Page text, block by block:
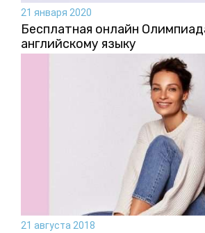
21 января 2020
Бесплатная онлайн
английскому языку
21 августа 2018